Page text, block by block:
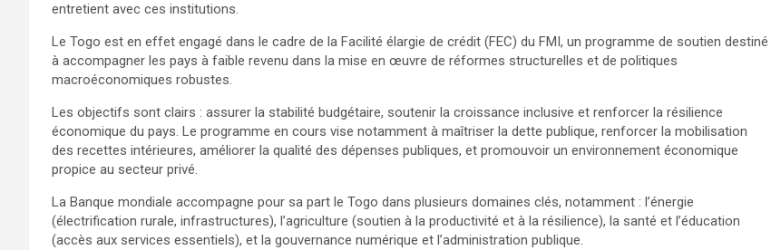
entretient avec ces institutions.
Le Togo est en effet engagé dans le cadre de la Facilité élargie de crédit (FEC) du FMI, un programme de soutien destiné
à accompagner les pays à faible revenu dans la mise en œuvre de réformes structurelles et de politiques
macroéconomiques robustes.
Les objectifs sont clairs : assurer la stabilité budgétaire, soutenir la croissance inclusive et renforcer la résilience
économique du pays. Le programme en cours vise notamment à maîtriser la dette publique, renforcer la mobilisation
des recettes intérieures, améliorer la qualité des dépenses publiques, et promouvoir un environnement économique
propice au secteur privé.
La Banque mondiale accompagne pour sa part le Togo dans plusieurs domaines clés, notamment : l’énergie
(électrification rurale, infrastructures), l’agriculture (soutien à la productivité et à la résilience), la santé et l’éducation
(accès aux services essentiels), et la gouvernance numérique et l’administration publique.